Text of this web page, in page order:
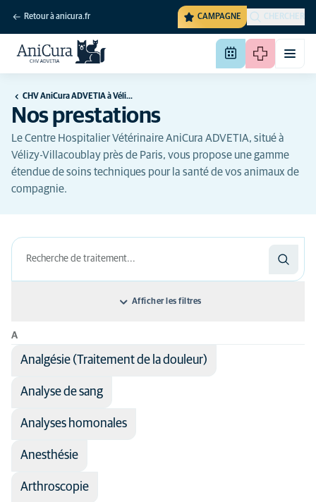
Retour à anicura.fr CAMPAGNE CHERCHER
CHV AniCura ADVETIA à Vélizy-Villacoublay
Nos prestations
Le Centre Hospitalier Vétérinaire AniCura ADVETIA, situé à
Vélizy-Villacoublay près de Paris, vous propose une gamme
étendue de soins techniques pour la santé de vos animaux de
compagnie.
Afficher les filtres
Nom du traitement
Domaine médical
Disciplines
Cardiologie
Chirurgie
Médecine générale
Tous les types d'animaux
Chat
Chien
A
Analgésie (Traitement de la douleur)
Analyse de sang
Analyses homonales
Anesthésie
Arthroscopie